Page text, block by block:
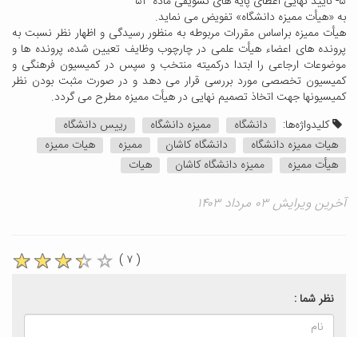
به «هیأت ممیزه دانشگاه» تفویض می نماید.
هیأت ممیزه براساس مقررات مربوطه به منظور رسیدگی و اظهار نظر نسبت به
پرونده های اعضاء هیأت علمی در چارچوب وظایف تعیین شده، پرونده ها و
موضوعات ارجاعی را ابتدا درکمیته منتخب و سپس در کمیسیون فرهنگی و
کمیسیون تخصصی مورد بررسی قرار می دهد و در صورت مثبت بودن نظر
کمیسیونها جهت اتخاذ تصمیم نهایی در هیأت ممیزه مطرح می گردد.
کلیدواژه‌ها:
دانشگاه ممیزه دانشگاه
رییس دانشگاه
هیات ممیزه دانشگاه
دانشگاه کاشان ممیزه
هیات ممیزه
هیأت ممیزه
ممیزه دانشگاه کاشان هیات
آخرین ویرایش ۰۳ مرداد ۱۴۰۳
( ۷ )
نظر شما :